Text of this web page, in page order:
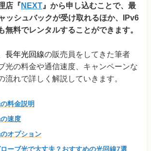
店『 NEXT 』から申し込むことで、最
ッシュバックが受け取れるほか、IPv6
無料でレンタルすることができます。
長年光回線の販売員をしてきた筆者
光の料金や通信速度、キャンペーンな
流れで詳しく解説していきます。
料金説明
速度
オプション
ーブ光で大丈夫？おすすめの光回線7選